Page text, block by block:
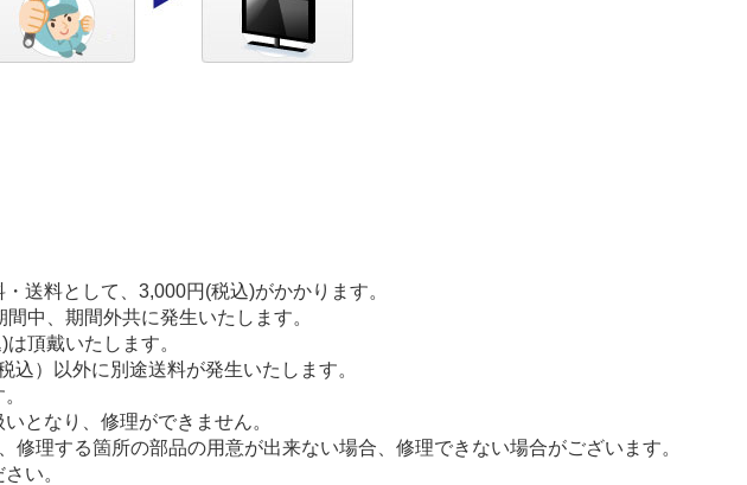
送料として、3,000円(税込)がかかります。
中、期間外共に発生いたします。
頂戴いたします。
）以外に別途送料が発生いたします。
となり、修理ができません。
修理する箇所の部品の用意が出来ない場合、修理できない場合がございます。
い。